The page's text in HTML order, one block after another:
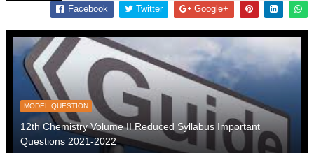
Facebook Twitter Google+
MODEL QUESTION
12th Chemistry Volume II Reduced Syllabus Important
Questions 2021-2022